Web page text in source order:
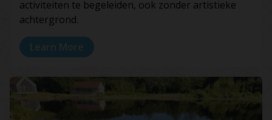
activiteiten te begeleiden, ook zonder artistieke
achtergrond.
Learn More